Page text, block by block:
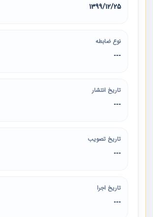
1399/12/25
نوع ضابطه
---
تاریخ انتشار
---
تاریخ تصویب
---
تاریخ اجرا
---